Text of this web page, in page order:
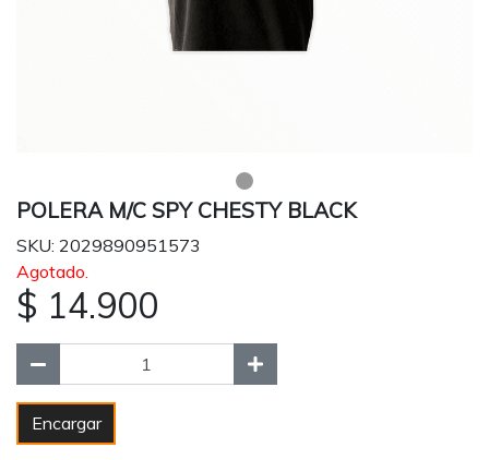
POLERA M/C SPY CHESTY BLACK
SKU: 2029890951573
Agotado.
$ 14.900
Encargar